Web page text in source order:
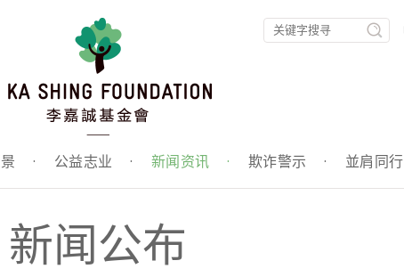
· 公益志业 · 新闻资讯 · 欺诈警示 · 並肩同行
新闻公布